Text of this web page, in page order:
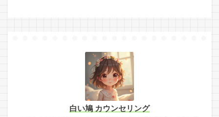
白い鳩 カウンセリング